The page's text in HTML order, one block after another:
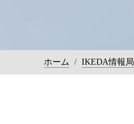
ホーム / IKEDA情報局